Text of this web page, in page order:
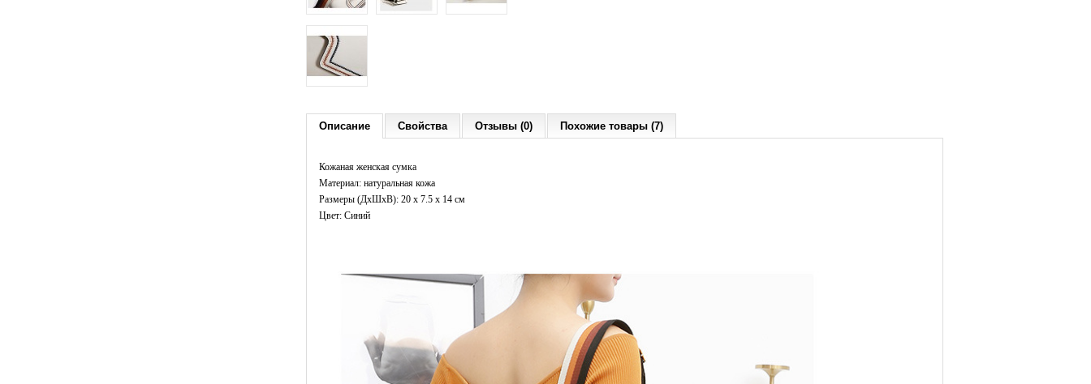
Описание Свойства Отзывы (0) Похожие товары (7)
Кожаная женская сумка
Материал: натуральная кожа
Размеры (ДxШхВ): 20 x 7.5 x 14 см
Цвет: Синий